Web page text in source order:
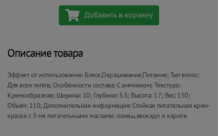
Добавить в корзину
Описание товара
Эффект от использования: Блеск,Окрашивание,Питание; Тип волос:
Для всех типов; Особенности состава: С аммиаком; Текстура:
Кремообразная; Ширина: 10; Глубина: 5.5; Высота: 17; Вес: 150;
Объем: 110; Дополнительная информация: Стойкая питательная крем-
краска c 3-мя питательными маслами: оливы,авокадо и карите